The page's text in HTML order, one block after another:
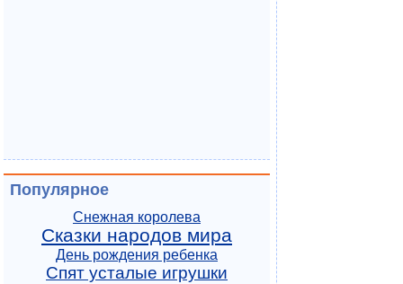
Популярное
Снежная королева
Сказки народов мира
День рождения ребенка
Спят усталые игрушки